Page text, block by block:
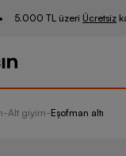
5.000 TL üzeri Ücretsiz
-Alt giyim-Eşofman altı